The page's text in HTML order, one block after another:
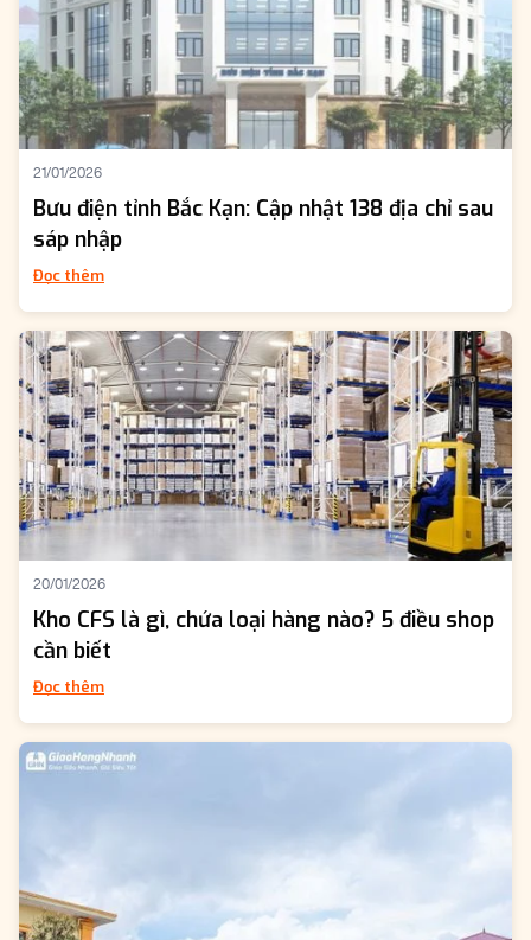
21/01/2026
Bưu điện tỉnh Bắc Kạn: Cập nhật 138 địa chỉ sau
sáp nhập
Đọc thêm
20/01/2026
Kho CFS là gì, chứa loại hàng nào? 5 điều shop
cần biết
Đọc thêm